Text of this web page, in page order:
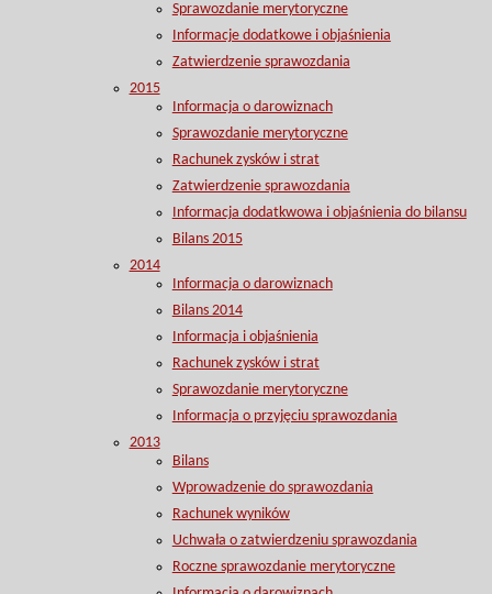
Sprawozdanie merytoryczne
Informacje dodatkowe i objaśnienia
Zatwierdzenie sprawozdania
2015
Informacja o darowiznach
Sprawozdanie merytoryczne
Rachunek zysków i strat
Zatwierdzenie sprawozdania
Informacja dodatkwowa i objaśnienia do bilansu
Bilans 2015
2014
Informacja o darowiznach
Bilans 2014
Informacja i objaśnienia
Rachunek zysków i strat
Sprawozdanie merytoryczne
Informacja o przyjęciu sprawozdania
2013
Bilans
Wprowadzenie do sprawozdania
Rachunek wyników
Uchwała o zatwierdzeniu sprawozdania
Roczne sprawozdanie merytoryczne